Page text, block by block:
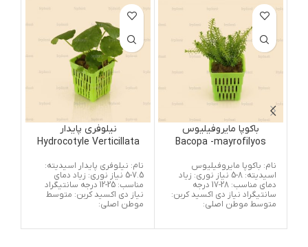
باکوپا مایروفیلیوس
Bacopa -mayrofilyos
نام: باکوپا مایروفیلیوس
اسیدیته: 8-5 نیاز نوری: زیاد
دمای مناسب: 28-17 درجه
سانتیگراد نیاز دی اکسید کربن:
متوسط موطن اصلی:
نیلوفری پایدار
Hydrocotyle Verticillata
نام: نیلوفری پایدار اسیدیته:
7.5-5 نیاز نوری: زیاد دمای
مناسب: 25-12 درجه سانتیگراد
نیاز دی اکسید کربن: متوسط
موطن اصلی: